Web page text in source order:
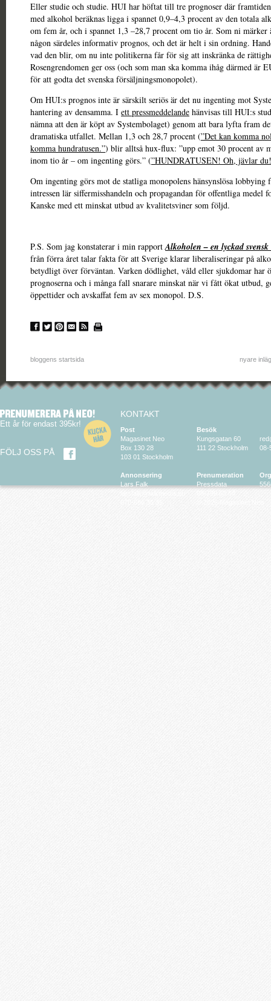
Eller studie och studie. HUI har höftat till tre prognoser där
med alkohol beräknas ligga i spannet 0,9–4,3 procent av den totala
om fem år, och i spannet 1,3 –28,7 procent om tio år. Som ni märker
någon särdeles informativ prognos, och det är helt i sin ordning.
vad den blir, om nu inte politikerna får för sig att inskränka de
Rosengrendomen ger oss (och som man ska komma ihåg därmed är
för att godta det svenska försäljningsmonopolet).
Om HUI:s prognos inte är särskilt seriös är det nu ingenting mot
hantering av densamma. I ett pressmeddelande hänvisas till HUI:s
nämna att den är köpt av Systembolaget) genom att bara lyfta fram
dramatiska utfallet. Mellan 1,3 och 28,7 procent (”Det kan komma
komma hundratusen.”) blir alltså hux-flux: ”upp emot 30 procent av
inom tio år – om ingenting görs.” (”HUNDRATUSEN! Oh, jävlar
Om ingenting görs mot de statliga monopolens hänsynslösa lobbying
intressen lär siffermisshandeln och propagandan för offentliga medel
Kanske med ett minskat utbud av kvalitetsviner som följd.
P.S. Som jag konstaterar i min rapportAlkoholen – en lyckad
från förra året talar fakta för att Sverige klarar liberaliseringar på
betydligt över förväntan. Varken dödlighet, våld eller sjukdomar har
prognoserna och i många fall snarare minskat när vi fått ökat utbud,
öppettider och avskaffat fem av sex monopol. D.S.
bloggens startsida nyare
Ett år för endast 395kr!
FÖLJ OSS PÅ
KONTAKT
Post
Magasinet Neo
Box 130 28
103 01 Stockholm
Annonsering
Lars Falk
Besök
Kungsgatan 60
111 22 Stockholm
Prenumeration
Pressdata
08-